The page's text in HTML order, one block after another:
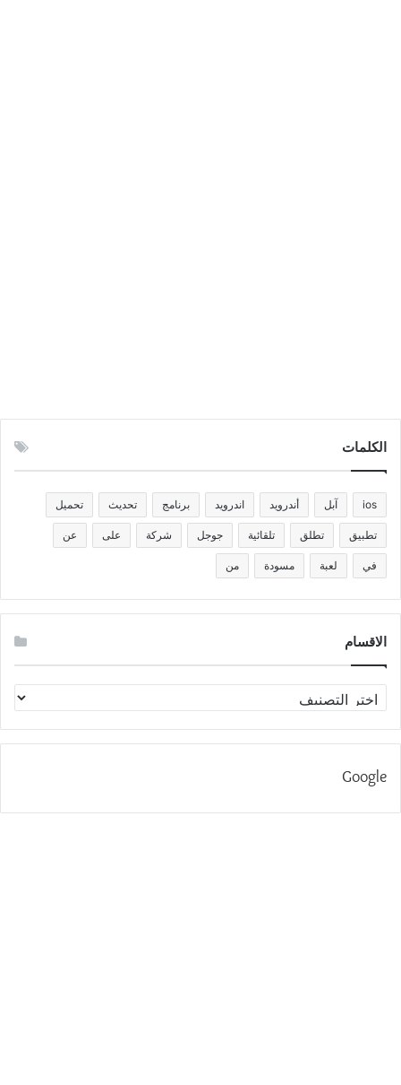
الكلمات
ios آبل أندرويد اندرويد برنامج تحديث تحميل
تطبيق تطلق تلقائية جوجل شركة على عن
في لعبة مسودة من
الاقسام
الاقسام
Google